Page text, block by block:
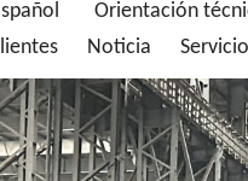
Orientación
Noticia